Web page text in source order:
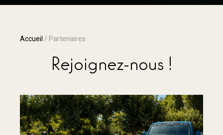
Accueil / Partenaires
Rejoignez-nous !